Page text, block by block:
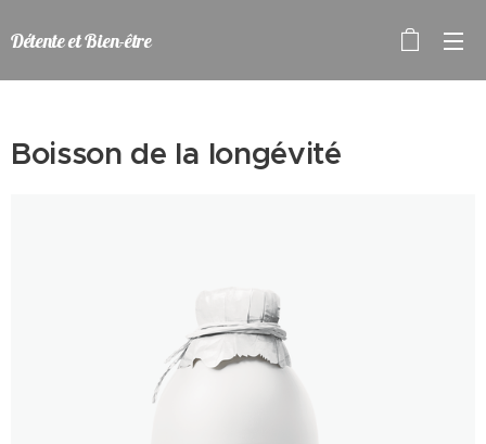
Détente et Bien-être
Boisson de la longévité